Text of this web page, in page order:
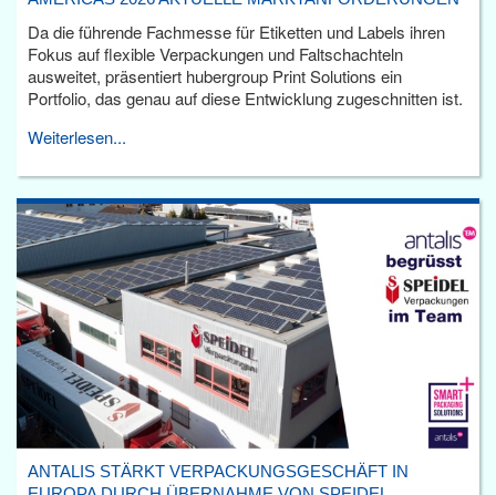
Da die führende Fachmesse für Etiketten und Labels ihren
Fokus auf flexible Verpackungen und Faltschachteln
ausweitet, präsentiert hubergroup Print Solutions ein
Portfolio, das genau auf diese Entwicklung zugeschnitten ist.
Weiterlesen...
ANTALIS STÄRKT VERPACKUNGSGESCHÄFT IN